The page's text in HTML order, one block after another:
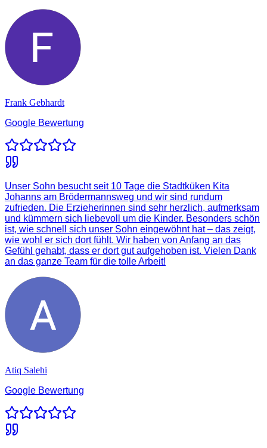
Frank Gebhardt
Google Bewertung
Unser Sohn besucht seit 10 Tage die Stadtküken Kita
Johanns am Brödermannsweg und wir sind rundum
zufrieden. Die Erzieherinnen sind sehr herzlich, aufmerksam
und kümmern sich liebevoll um die Kinder. Besonders schön
ist, wie schnell sich unser Sohn eingewöhnt hat – das zeigt,
wie wohl er sich dort fühlt. Wir haben von Anfang an das
Gefühl gehabt, dass er dort gut aufgehoben ist. Vielen Dank
an das ganze Team für die tolle Arbeit!
Atiq Salehi
Google Bewertung